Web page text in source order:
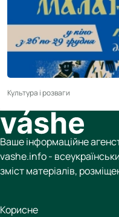
Культура і розваги
Ваше інформаційне
vashe.info -
зміст матеріалів,
Корисне